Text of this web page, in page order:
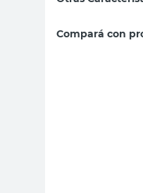
Compará con